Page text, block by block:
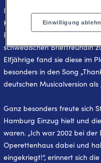
Ihre Begeisterung für die
Kindheit zurück. Zum ABBA-
Plattensammlung ihrer
schwedischen Brieffreundin
Elfjährige fand sie diese im
besonders in den Song
deutschen Musicalversion
Ganz besonders freute sich
Hamburg Einzug hielt und
waren. „Ich war 2002 bei
Operettenhaus dabei und
eingekriegt!“, erinnert sich
Einwilligung